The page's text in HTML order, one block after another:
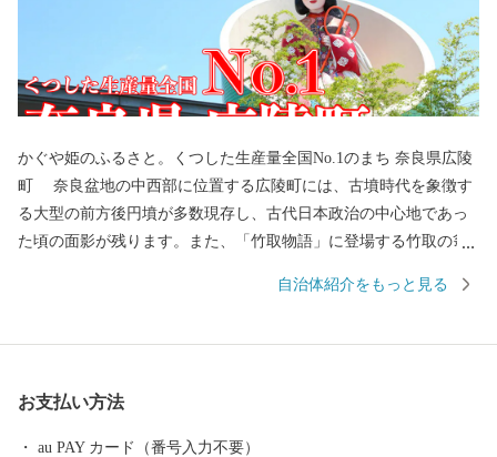
かぐや姫のふるさと。くつした生産量全国No.1のまち 奈良県広陵
町 奈良盆地の中西部に位置する広陵町には、古墳時代を象徴す
る大型の前方後円墳が多数現存し、古代日本政治の中心地であっ
た頃の面影が残ります。また、「竹取物語」に登場する竹取の翁
級いちご「古都華」などの特産品が人気です。 また、広陵町は
住民1人あたりの都市公園面積が約17平方メートルと全国平均（12
自治体紹介をもっと見る
お支払い方法
au PAY カード（番号入力不要）